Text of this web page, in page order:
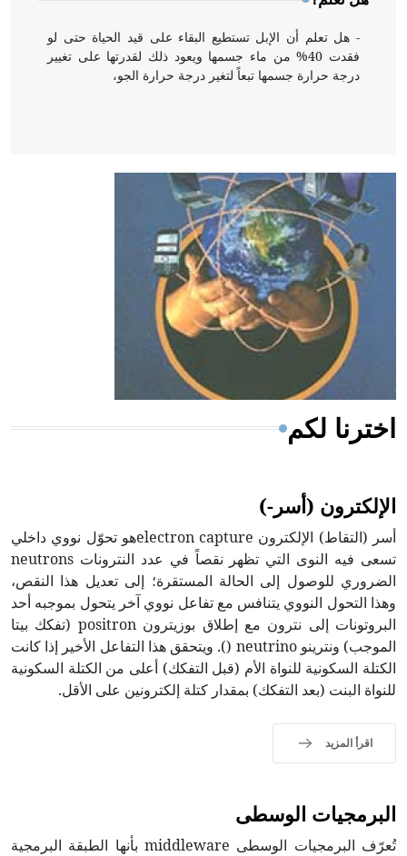
- هل تعلم أن الإبل تستطيع البقاء على قيد الحياة حتى لو
فقدت 40% من ماء جسمها ويعود ذلك لقدرتها على تغيير
درجة حرارة جسمها تبعاً لتغير درجة حرارة الجو،
- هل تعلم أن أبقراط كتب في الطب أربعة مؤلفات هي:
الحكم، الأدلة، تنظيم التغذية، ورسالته في جروح الرأس.
ويعود له الفضل بأنه حرر الطب من الدين والفلسفة.
- هل تعلم أن المرجان إفراز حيواني يتكون في البحر ويتركب
من مادة كربونات الكلسيوم، وهو أحمر أو شديد الحمرة وهو
أجود أنواعه، ويمتاز بكبر الحجم ويسمى الش
اخترنا لكم
الإلكترون (أسر-)
أسر (التقاط) الإلكترون electron captureهو تحوّل نووي داخلي
تسعى فيه النوى التي تظهر نقصاً في عدد النترونات neutrons
الضروري للوصول إلى الحالة المستقرة؛ إلى تعديل هذا النقص،
وهذا التحول النووي يتنافس مع تفاعل نووي آخر يتحول بموجبه أحد
البروتونات إلى نترون مع إطلاق بوزيترون positron (تفكك بيتا
الموجب) ونترينو neutrino (). ويتحقق هذا التفاعل الأخير إذا كانت
الكتلة السكونية للنواة الأم (قبل التفكك) أعلى من الكتلة السكونية
للنواة البنت (بعد التفكك) بمقدار كتلة إلكترونين على الأقل.
اقرأ المزيد
البرمجيات الوسطى
تُعرّف البرمجيات الوسطى middleware بأنها الطبقة البرمجية